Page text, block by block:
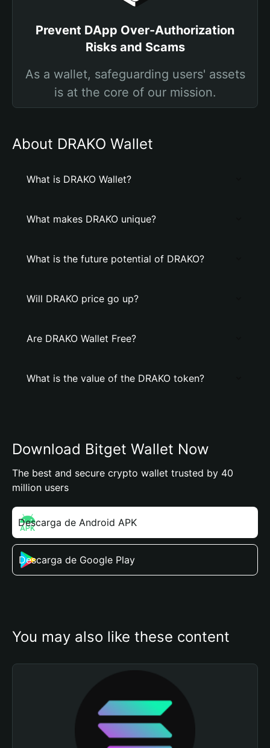
Prevent DApp Over-Authorization
Risks and Scams
As a wallet, safeguarding users' assets
is at the core of our mission.
About DRAKO Wallet
What is DRAKO Wallet?
What makes DRAKO unique?
What is the future potential of DRAKO?
Will DRAKO price go up?
Are DRAKO Wallet Free?
What is the value of the DRAKO token?
Download Bitget Wallet Now
The best and secure crypto wallet trusted by 40
million users
Descarga de Android APK
Descarga de Google Play
You may also like these content